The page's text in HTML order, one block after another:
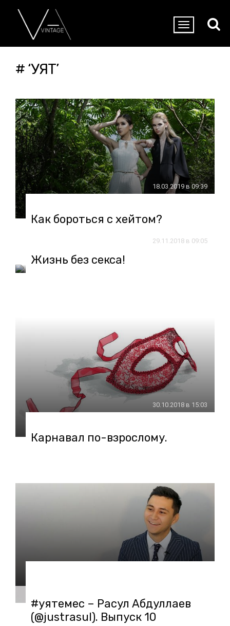
# ‘УЯТ’
18.03.2019 в 09:39
Как бороться с хейтом?
29.11.2018 в 09:05
Жизнь без секса!
30.10.2018 в 15:03
Карнавал по-взрослому.
#уятемес – Расул Абдуллаев
(@justrasul). Выпуск 10